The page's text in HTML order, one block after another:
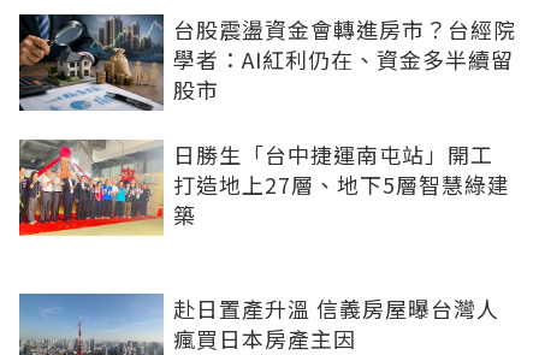
台股震盪資金會轉進房市？台經院
學者：AI紅利仍在、資金多半續留
股市
日勝生「台中捷運南屯站」開工
打造地上27層、地下5層智慧綠建
築
赴日置產升溫 信義房屋曝台灣人
瘋買日本房產主因